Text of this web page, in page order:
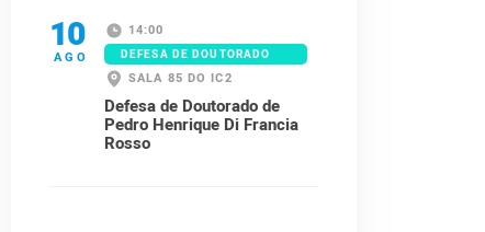
10
AGO
14:00
DEFESA DE DOUTORADO
SALA 85 DO IC2
Defesa de Doutorado de
Pedro Henrique Di Francia
Rosso